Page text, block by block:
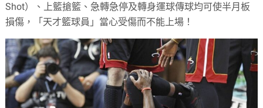
Shot）、上籃搶籃、急轉急停及轉身運球傳球均可使半月板
損傷，「天才籃球員」當心受傷而不能上場！